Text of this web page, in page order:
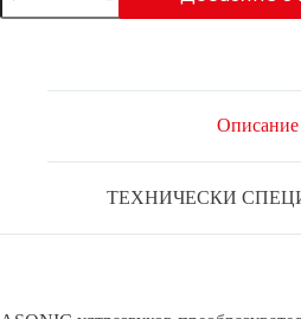
ASONIC
Описание
ТЕХНИЧЕСКИ